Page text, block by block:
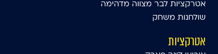
אטרקציות לבר מצווה מדהימה
שולחנות משחק
אטרקציות